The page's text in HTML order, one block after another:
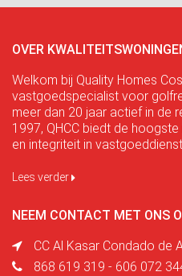
OVER
Welkom bij Quality Homes
vastgoedspecialist voor
meer dan 20 jaar actief in de
1997, QHCC biedt de
en integriteit in
Lees verder
NEEM CONTACT MET ONS
CC Al Kasar Condado de
868 619 319 - 606 072